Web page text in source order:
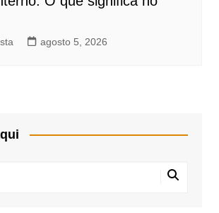
agosto 5, 2026